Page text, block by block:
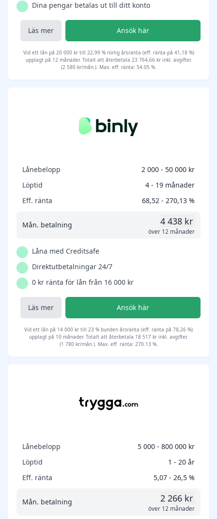
Dina pengar betalas ut till ditt konto
Läs mer Ansök här
Vid ett lån på 20 000 kr till 22,99 % rörlig årsränta (eff. ränta på 41,18 %)
upplagt på 12 månader. Totalt att återbetala 23 764,66 kr inkl. avgifter.
(2 580 kr/mån.). Max. eff. ränta: 54.05 %.
Lånebelopp
2 000 - 50 000 kr
Löptid
4 - 19 månader
Eff. ränta
68,52 - 270,13 %
Mån. betalning 4 438 kr
över 12 månader
Låna med Creditsafe
Direktutbetalningar 24/7
0 kr ränta för lån från 16 000 kr
Läs mer Ansök här
Vid ett lån på 14 000 kr till 23 % bunden årsränta (eff. ränta på 78,26 %)
upplagt på 10 månader. Totalt att återbetala 18 517 kr inkl. avgifter.
(1 780 kr/mån.). Max. eff. ränta: 270.13 %.
Lånebelopp
5 000 - 800 000 kr
Löptid
1 - 20 år
Eff. ränta
5,07 - 26,5 %
Mån. betalning 2 266 kr
över 12 månader